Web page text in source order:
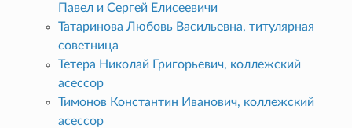
Павел и Сергей Елисеевичи
Татаринова Любовь Васильевна, титулярная
советница
Тетера Николай Григорьевич, коллежский
асессор
Тимонов Константин Иванович, коллежский
асессор